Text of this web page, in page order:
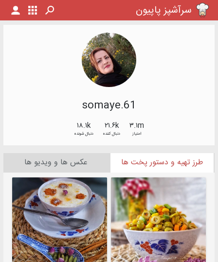
سرآشپز پاپیون
somaye.61
۳.۱m
امتیاز
۲۱.۶k
دنبال کننده
۱۸.۱k
دنبال شونده
طرز تهیه و دستور پخت ها عکس ها و ویدیو ها